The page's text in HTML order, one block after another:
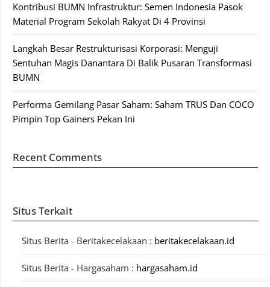
Kontribusi BUMN Infrastruktur: Semen Indonesia Pasok
Material Program Sekolah Rakyat Di 4 Provinsi
Langkah Besar Restrukturisasi Korporasi: Menguji
Sentuhan Magis Danantara Di Balik Pusaran Transformasi
BUMN
Performa Gemilang Pasar Saham: Saham TRUS Dan COCO
Pimpin Top Gainers Pekan Ini
Recent Comments
Situs Terkait
Situs Berita - Beritakecelakaan : beritakecelakaan.id
Situs Berita - Hargasaham : hargasaham.id